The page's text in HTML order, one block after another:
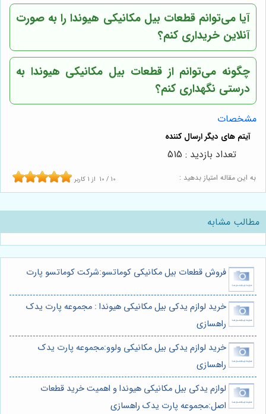
آیا می‌توانم قطعات بیل مکانیکی هیوندا را به صورت
آنلاین خریداری کنم؟
چگونه می‌توانم از قطعات بیل مکانیکی هیوندا به
درستی نگهداری کنم؟
مشخصات
به این مقاله امتیاز بدهید : 10 / 10 از 1 کاربر
تعداد بازدید : 515
مطالب مشابه
فروش قطعات بیل مکانیکی کوماتسو:شرکت کوماتسو پارت
خرید لوازم یدکی بیل مکانیکی هیوندا : مجموعه پارت یدک
راهسازی
خرید لوازم یدکی بیل مکانیکی ولوو:مجموعه پارت یدک
راهسازی
لوازم یدکی بیل مکانیکی هیوندا و اهمیت خرید قطعات
اصل:مجموعه پارت یدک راهسازی